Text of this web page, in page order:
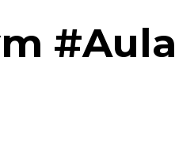
#Aula